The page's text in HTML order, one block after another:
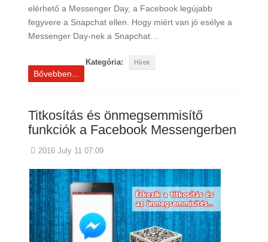
elérhető a Messenger Day, a Facebook legújabb
fegyvere a Snapchat ellen. Hogy miért van jó esélye a
Messenger Day-nek a Snapchat…
Kategória: Hírek
Bővebben...
Titkosítás és önmegsemmisítő
funkciók a Facebook Messengerben
2016 July 11 07:09